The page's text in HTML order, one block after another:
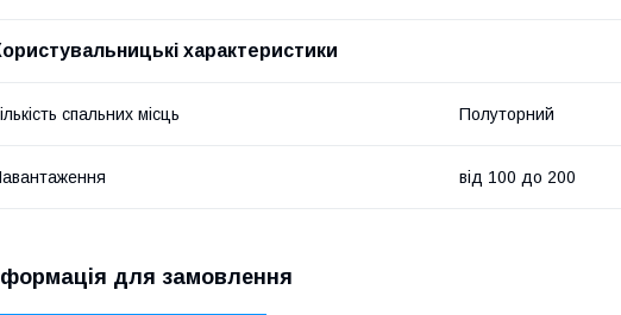
характеристики
спальних місць Полуторний
від 100 до 200
для замовлення